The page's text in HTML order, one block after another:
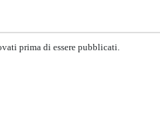
prima di essere pubblicati.